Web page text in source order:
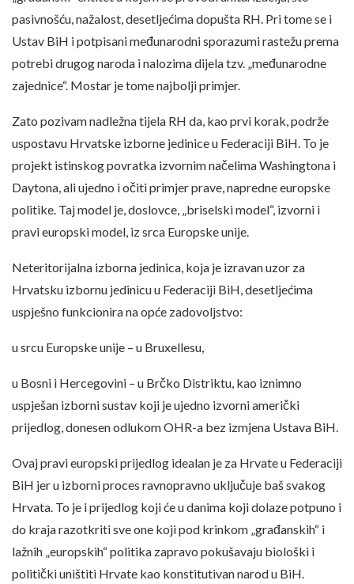
pasivnošću, nažalost, desetljećima dopušta RH. Pri tome se i
Ustav BiH i potpisani međunarodni sporazumi rastežu prema
potrebi drugog naroda i nalozima dijela tzv. „međunarodne
zajednice“. Mostar je tome najbolji primjer.
Zato pozivam nadležna tijela RH da, kao prvi korak, podrže
uspostavu Hrvatske izborne jedinice u Federaciji BiH. To je
projekt istinskog povratka izvornim načelima Washingtona i
Daytona, ali ujedno i očiti primjer prave, napredne europske
politike. Taj model je, doslovce, „briselski model“, izvorni i
pravi europski model, iz srca Europske unije.
Neteritorijalna izborna jedinica, koja je izravan uzor za
Hrvatsku izbornu jedinicu u Federaciji BiH, desetljećima
uspješno funkcionira na opće zadovoljstvo:
u srcu Europske unije – u Bruxellesu,
u Bosni i Hercegovini – u Brčko Distriktu, kao iznimno
uspješan izborni sustav koji je ujedno izvorni američki
prijedlog, donesen odlukom OHR-a bez izmjena Ustava BiH.
Ovaj pravi europski prijedlog idealan je za Hrvate u Federaciji
BiH jer u izborni proces ravnopravno uključuje baš svakog
Hrvata. To je i prijedlog koji će u danima koji dolaze potpuno i
do kraja razotkriti sve one koji pod krinkom „građanskih“ i
lažnih „europskih“ politika zapravo pokušavaju biološki i
politički uništiti Hrvate kao konstitutivan narod u BiH.